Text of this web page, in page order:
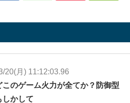
20(月) 11:12:03.96
のゲーム火力が全てか？防御型
しかして